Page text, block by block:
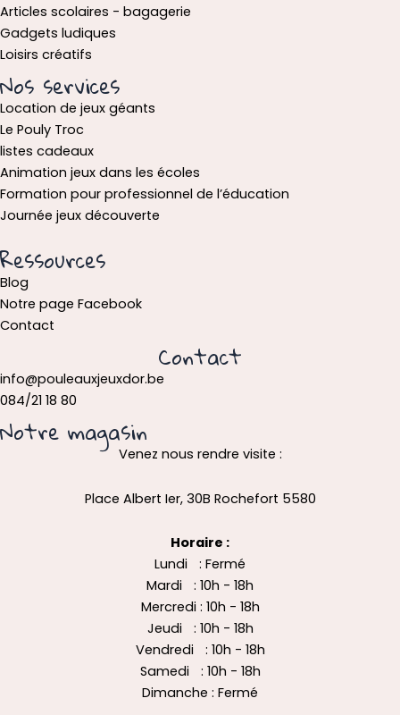
Articles scolaires - bagagerie
Gadgets ludiques
Loisirs créatifs
Nos services
Location de jeux géants
Le Pouly Troc
listes cadeaux
Animation jeux dans les écoles
Formation pour professionnel de l’éducation
Journée jeux découverte
Ressources
Blog
Notre page Facebook
Contact
Contact
info@pouleauxjeuxdor.be
084/21 18 80
Notre magasin
Venez nous rendre visite :
Place Albert Ier, 30B Rochefort 5580
Horaire :
Lundi : Fermé
Mardi : 10h - 18h
Mercredi : 10h - 18h
Jeudi : 10h - 18h
Vendredi : 10h - 18h
Samedi : 10h - 18h
Dimanche : Fermé